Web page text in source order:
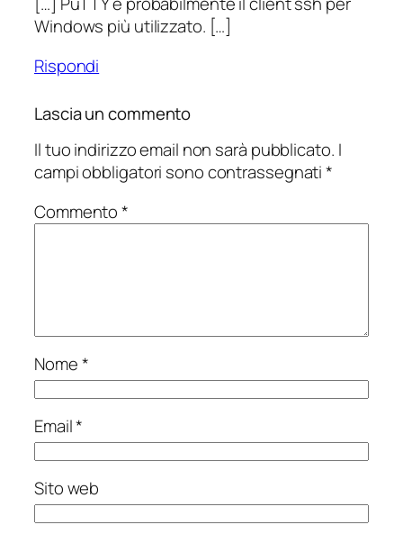
Windows più utilizzato. […]
Rispondi
Lascia un commento
Il tuo indirizzo email non sarà pubblicato. I
campi obbligatori sono contrassegnati*
Commento*
Nome*
Email*
Sito web